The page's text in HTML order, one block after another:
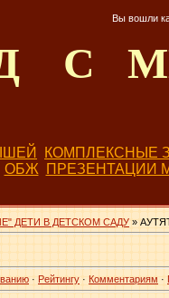
Вы вошли
С
КОМПЛЕКСНЫЕ
ОБЖ
ПРЕЗЕНТАЦИИ
ДЕТИ В ДЕТСКОМ САДУ »
· Рейтингу · Комментариям ·